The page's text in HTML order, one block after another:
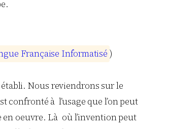
gue Française Informatisé )
Nous reviendrons sur le
à l’usage que l’on peut
en oeuvre. Là où l’invention peut